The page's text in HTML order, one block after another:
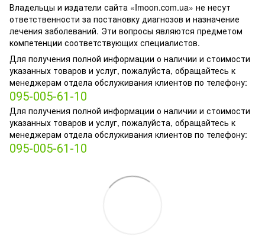
Владельцы и издатели сайта «Imoon.com.ua» не несут
ответственности за постановку диагнозов и назначение
лечения заболеваний. Эти вопросы являются предметом
компетенции соответствующих специалистов.
Для получения полной информации о наличии и стоимости
указанных товаров и услуг, пожалуйста, обращайтесь к
менеджерам отдела обслуживания клиентов по телефону:
095-005-61-10
Для получения полной информации о наличии и стоимости
указанных товаров и услуг, пожалуйста, обращайтесь к
менеджерам отдела обслуживания клиентов по телефону:
095-005-61-10